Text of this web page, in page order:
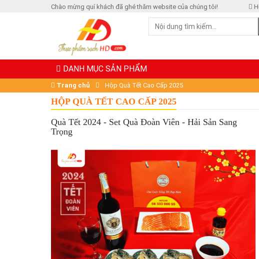
Chào mừng quí khách đã ghé thăm website của chúng tôi!
DANH MỤC SẢN PHẨM
Trang chủ Hộp Quà Tết Cao Cấp 2025
HỘP QUÀ TẾT CAO CẤP 2025
Quà Tết 2024 - Set Quà Đoàn Viên - Hải Sản Sang
Trọng